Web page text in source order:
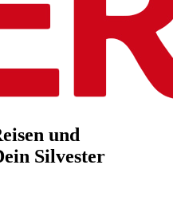
und
Silvester